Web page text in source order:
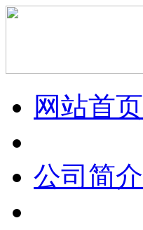
网站首页
公司简介